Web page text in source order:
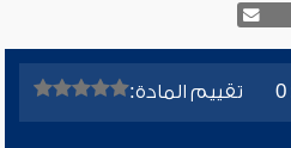
تقييم المادة: